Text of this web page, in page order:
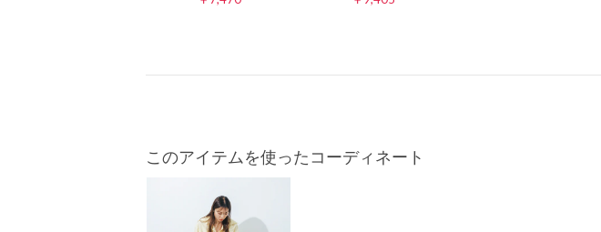
このアイテムを使ったコーディネート